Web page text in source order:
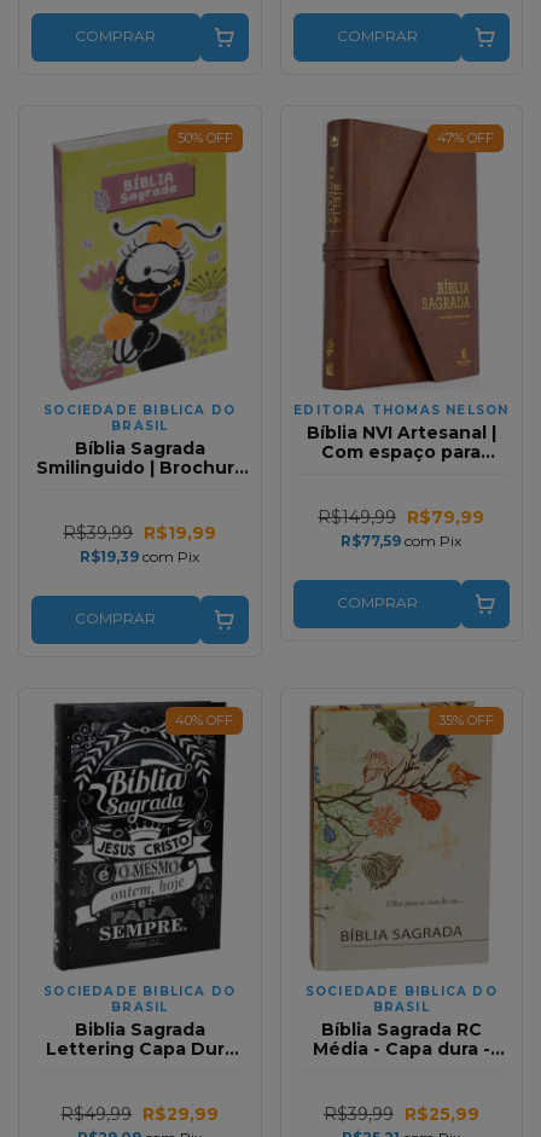
COMPRAR COMPRAR
50% OFF
SOCIEDADE BIBLICA DO
BRASIL
Bíblia Sagrada
Smilinguido | Brochura
R$39,99 R$19,99
R$19,39com Pix
COMPRAR
47% OFF
EDITORA THOMAS NELSON
Bíblia NVI Artesanal |
Com espaço para
R$149,99 R$79,99
R$77,59com Pix
COMPRAR
40% OFF
SOCIEDADE BIBLICA DO
BRASIL
Biblia Sagrada
Lettering Capa Dura
R$49,99 R$29,99
35% OFF
SOCIEDADE BIBLICA DO
BRASIL
Bíblia Sagrada RC
Média - Capa dura -
R$39,99 R$25,99